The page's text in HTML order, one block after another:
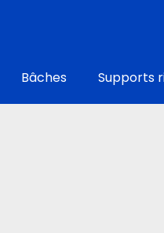
Bâches Supports